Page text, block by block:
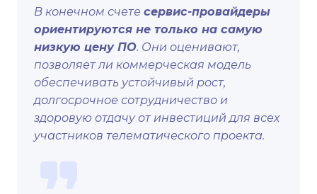
В конечном счете сервис-провайдеры
ориентируются не только на самую
низкую цену ПО. Они оценивают,
позволяет ли коммерческая модель
обеспечивать устойчивый рост,
долгосрочное сотрудничество и
здоровую отдачу от инвестиций для всех
участников телематического проекта.